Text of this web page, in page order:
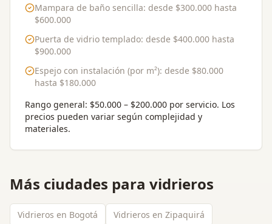
Mampara de baño sencilla: desde $300.000 hasta
$600.000
Puerta de vidrio templado: desde $400.000 hasta
$900.000
Espejo con instalación (por m²): desde $80.000
hasta $180.000
Rango general: $50.000 – $200.000 por servicio. Los
precios pueden variar según complejidad y
materiales.
Más ciudades para vidrieros
Vidrieros en Bogotá
Vidrieros en Zipaquirá